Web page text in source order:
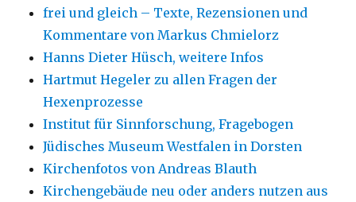
frei und gleich – Texte, Rezensionen und
Kommentare von Markus Chmielorz
Hanns Dieter Hüsch, weitere Infos
Hartmut Hegeler zu allen Fragen der
Hexenprozesse
Institut für Sinnforschung, Fragebogen
Jüdisches Museum Westfalen in Dorsten
Kirchenfotos von Andreas Blauth
Kirchengebäude neu oder anders nutzen aus